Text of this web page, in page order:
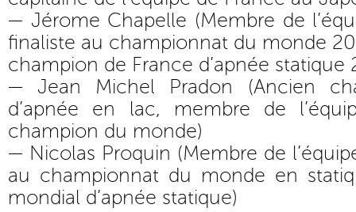
— Jérome Chapelle (Membre de
finaliste au championnat du monde
champion de France d’apnée statique
— Jean Michel Pradon (Ancien
d’apnée en lac, membre de
champion du monde)
— Nicolas Proquin (Membre de
au championnat du monde en
mondial d’apnée statique)